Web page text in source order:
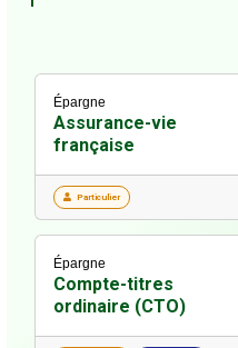
Épargne
Assurance-vie
française
Particulier
Épargne
Compte-titres
ordinaire (CTO)